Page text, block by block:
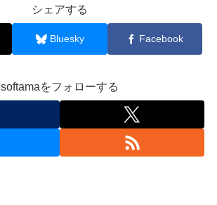
シェアする
Bluesky Facebook
softamaをフォローする